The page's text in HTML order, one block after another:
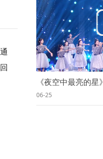
《夜空中最亮的星》
06-25